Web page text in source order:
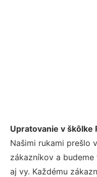
Upratovanie v škôlke
Našimi rukami prešlo
zákazníkov a
aj vy. Každému